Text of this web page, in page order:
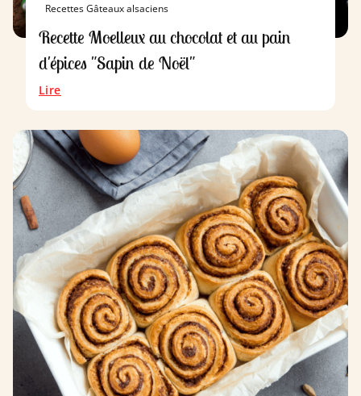
Recettes Gâteaux alsaciens
Recette Moelleux au chocolat et au pain
d'épices "Sapin de Noël"
Lire